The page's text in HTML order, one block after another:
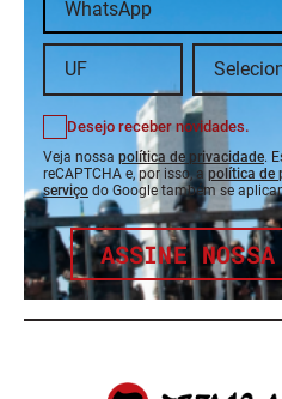
Desejo receber novidades.
Veja nossa política de privacidade.
reCAPTCHA e, por isso, a política de
serviço do Google também se
ASSINE NOSSA